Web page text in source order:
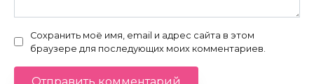
Сохранить моё имя, email и адрес сайта в этом
браузере для последующих моих комментариев.